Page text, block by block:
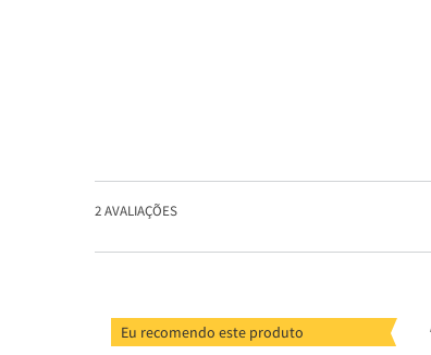
2AVALIAÇÕES
Eu recomendo este produto